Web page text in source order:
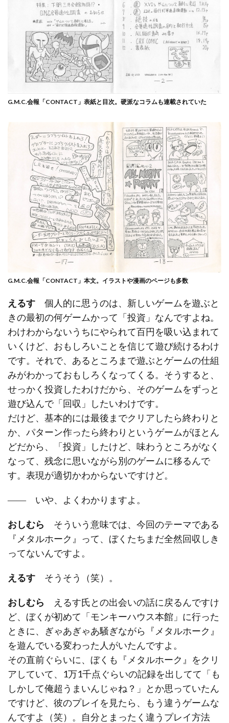
G.M.C.会報「CONTACT」表紙と目次。硬派なコラムも連載されていた
G.M.C.会報「CONTACT」本文。イラストや漫画のページも多数
えるす 個人的に思うのは、新しいゲームを遊ぶと
きの最初の何ゲームかって「投資」なんですよね。
わけわからないうちにやられて百円を吸い込まれて
いくけど、おもしろいことを信じて遊び続けるわけ
です。それで、あるところまで遊ぶとゲームの仕組
みがわかっておもしろくなってくる。そうすると、
せっかく投資したわけだから、そのゲームをずっと
遊び込んで「回収」したいわけです。
だけど、基本的には最後までクリアしたら終わりと
か、パターン作ったら終わりというゲームがほとん
どだから、「投資」したけど、味わうところがなく
なって、残念に思いながら別のゲームに移るんで
す。表現が適切かわからないですけど。
―― いや、よくわかりますよ。
おしむら そういう意味では、今回のテーマである
『メタルホーク』って、ぼくたちまだ全然回収しき
ってないんですよ。
えるす そうそう（笑）。
おしむら えるす氏との出会いの話に戻るんですけ
ど、ぼくが初めて「モンキーハウス本館」に行った
ときに、ぎゃあぎゃあ騒ぎながら『メタルホーク』
を遊んでいる変わった人がいたんですよ。
その直前ぐらいに、ぼくも『メタルホーク』をクリ
アしていて、1万1千点ぐらいの記録を出してて「も
しかして俺超うまいんじゃね？」とか思っていたん
ですけど、彼のプレイを見たら、もう違うゲームな
んですよ（笑）。自分とまったく違うプレイ方法